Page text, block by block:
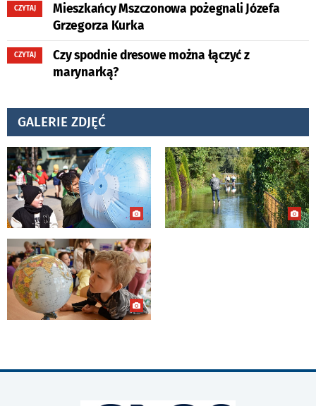
CZYTAJ
Mieszkańcy Mszczonowa pożegnali Józefa
Grzegorza Kurka
CZYTAJ
Czy spodnie dresowe można łączyć z
marynarką?
GALERIE ZDJĘĆ